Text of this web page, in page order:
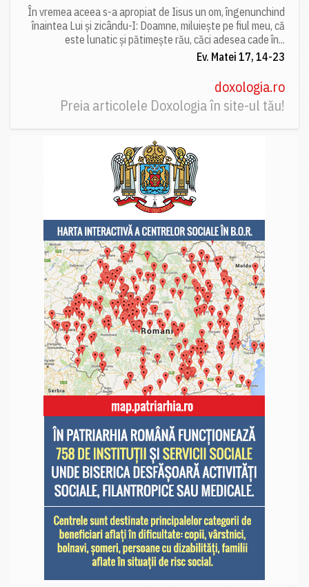
În vremea aceea s-a apropiat de Iisus un om, îngenunchind
înaintea Lui și zicându-I: Doamne, miluiește pe fiul meu, că
este lunatic și pătimește rău, căci adesea cade în...
Ev. Matei 17, 14-23
doxologia.ro
Preia articolele Doxologia în site-ul tău!